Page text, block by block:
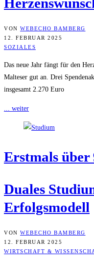
VON WEBECHO BAMBERG
12. FEBRUAR 2025
SOZIALES
Das neue Jahr fängt für den
Malteser gut an. Drei
insgesamt 2.270 Euro
... weiter
Erst­mals über
Dua­les
Erfolgsmodell
VON WEBECHO BAMBERG
12. FEBRUAR 2025
WIRTSCHAFT &